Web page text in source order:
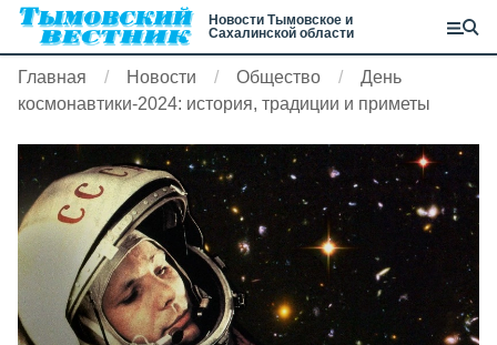
Новости Тымовское и
Сахалинской области
Главная Новости Общество
День
космонавтики-2024: история, традиции и приметы